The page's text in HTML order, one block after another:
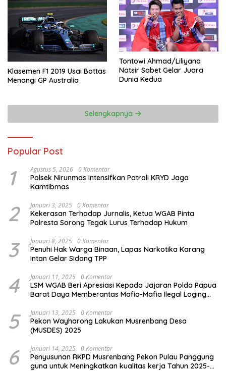
Klasemen F1 2019 Usai Bottas
Menangi GP Australia
Tontowi Ahmad/Liliyana
Natsir Sabet Gelar Juara
Dunia Kedua
Selengkapnya
Popular Post
1 Agustus 5, 2026 0 Komentar
Polsek Nirunmas Intensifkan Patroli KRYD Jaga
Kamtibmas
2 Januari 3, 2025 0 Komentar
Kekerasan Terhadap Jurnalis, Ketua WGAB Pinta
Polresta Sorong Tegak Lurus Terhadap Hukum
3 Januari 8, 2025 0 Komentar
Penuhi Hak Warga Binaan, Lapas Narkotika Karang
Intan Gelar Sidang TPP
4 Januari 11, 2025 0 Komentar
LSM WGAB Beri Apresiasi Kepada Jajaran Polda Papua
Barat Daya Memberantas Mafia-Mafia Ilegal Loging
5 Januari 13, 2025 0 Komentar
Pekon Wayharong Lakukan Musrenbang Desa
(MUSDES) 2025
6 Januari 14, 2025 0 Komentar
Penyusunan RKPD Musrenbang Pekon Pulau Panggung
guna untuk Meningkatkan kualitas kerja Tahun 2025-